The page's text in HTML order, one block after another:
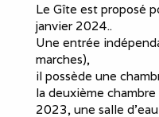
Le Gîte est proposé
janvier 2024..
Une entrée
marches),
il possède une
la deuxième
2023, ​une salle